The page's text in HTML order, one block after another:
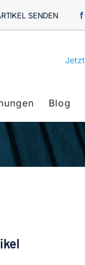
SENDEN
Blog